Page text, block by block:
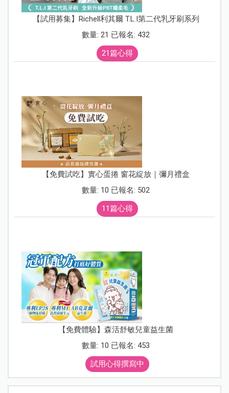
【試用募集】Richell利其爾 T.L.I第二代乳牙刷系列
數量: 21 已報名: 432
21篇心得
【免費試吃】實心蛋捲 窗花綻放｜彌月禮盒
數量: 10 已報名: 502
11篇心得
【免費體驗】森活舒敏兒童益生菌
數量: 10 已報名: 453
試用心得撰寫中